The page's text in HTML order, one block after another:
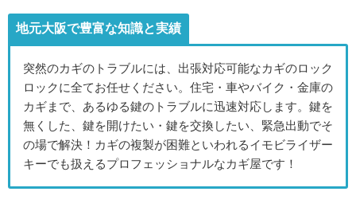
地元大阪で豊富な知識と実績
突然のカギのトラブルには、出張対応可能なカギのロック
ロックに全てお任せください。住宅・車やバイク・金庫の
カギまで、あるゆる鍵のトラブルに迅速対応します。鍵を
無くした、鍵を開けたい・鍵を交換したい、緊急出動でそ
の場で解決！カギの複製が困難といわれるイモビライザー
キーでも扱えるプロフェッショナルなカギ屋です！